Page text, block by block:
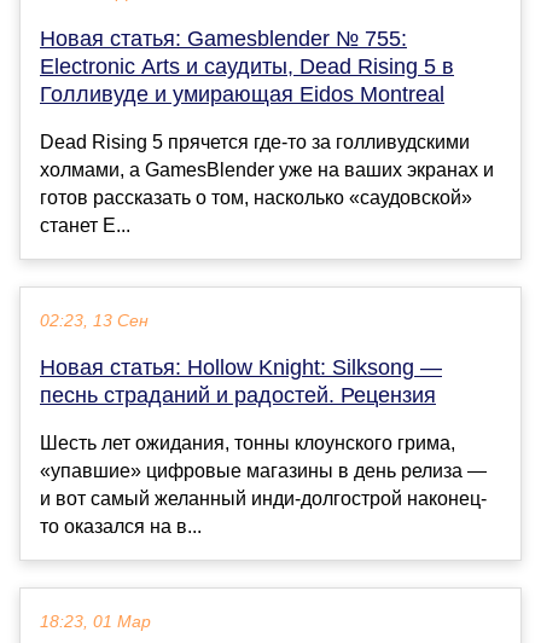
Новая статья: Gamesblender № 755:
Electronic Arts и саудиты, Dead Rising 5 в
Голливуде и умирающая Eidos Montreal
Dead Rising 5 прячется где-то за голливудскими
холмами, а GamesBlender уже на ваших экранах и
готов рассказать о том, насколько «саудовской»
станет E...
02:23, 13 Сен
Новая статья: Hollow Knight: Silksong —
песнь страданий и радостей. Рецензия
Шесть лет ожидания, тонны клоунского грима,
«упавшие» цифровые магазины в день релиза —
и вот самый желанный инди-долгострой наконец-
то оказался на в...
18:23, 01 Мар